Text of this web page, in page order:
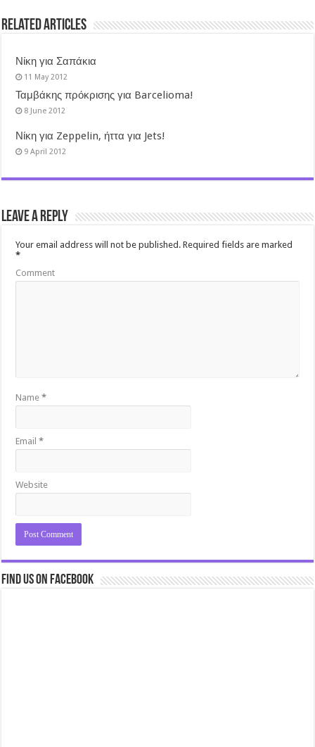
Related Articles
Νίκη για Σαπάκια
11 May 2012
Ταμβάκης πρόκρισης για Barcelioma!
8 June 2012
Νίκη για Zeppelin, ήττα για Jets!
9 April 2012
Leave a Reply
Your email address will not be published. Required fields are marked
*
Comment
Name*
Email*
Website
Find us on Facebook